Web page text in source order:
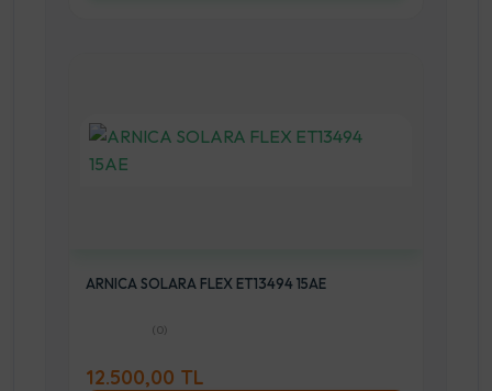
ARNICA SOLARA FLEX ET13494 15AE
(0)
12.500,00 TL